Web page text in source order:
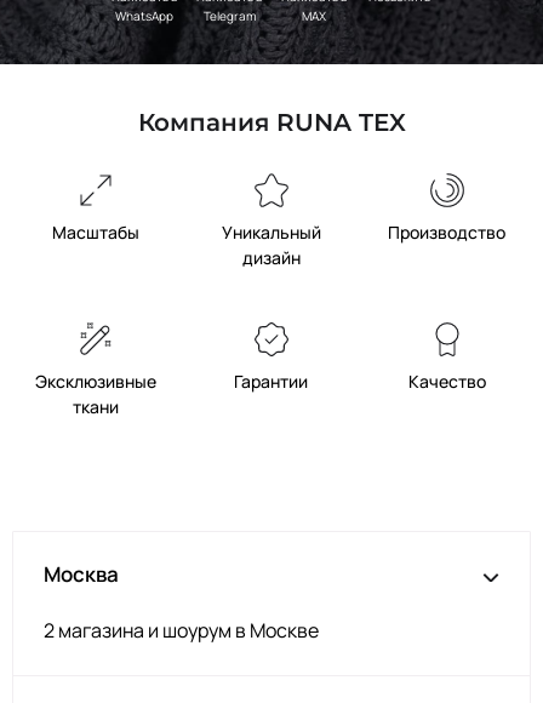
WhatsApp
Telegram
MAX
Компания RUNA TEX
Масштабы
Уникальный
дизайн
Производство
Эксклюзивные
ткани
Гарантии Качество
Москва
2 магазина и шоурум в Москве